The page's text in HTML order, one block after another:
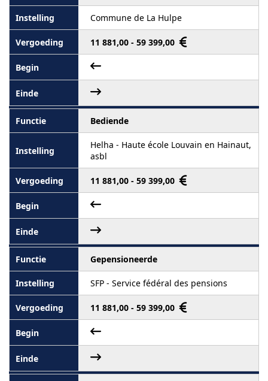
Commune de La Hulpe
11 881,00 - 59 399,00
Bediende
Helha - Haute école Louvain en Hainaut,
asbl
11 881,00 - 59 399,00
Gepensioneerde
SFP - Service fédéral des pensions
11 881,00 - 59 399,00